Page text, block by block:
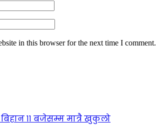
in this browser for the next time I comment.
११ बजेसम्म मात्रै खुकुलो